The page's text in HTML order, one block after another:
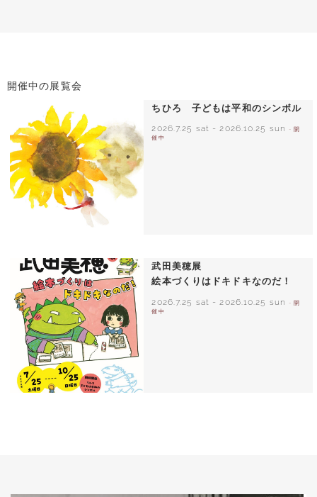
開催中の展覧会
ちひろ 子どもは平和のシンボル
2026.7.25 sat -2026.10.25 sun
- 開
催中
武田美穂展
絵本づくりはドキドキなのだ！
2026.7.25 sat -2026.10.25 sun
- 開
催中